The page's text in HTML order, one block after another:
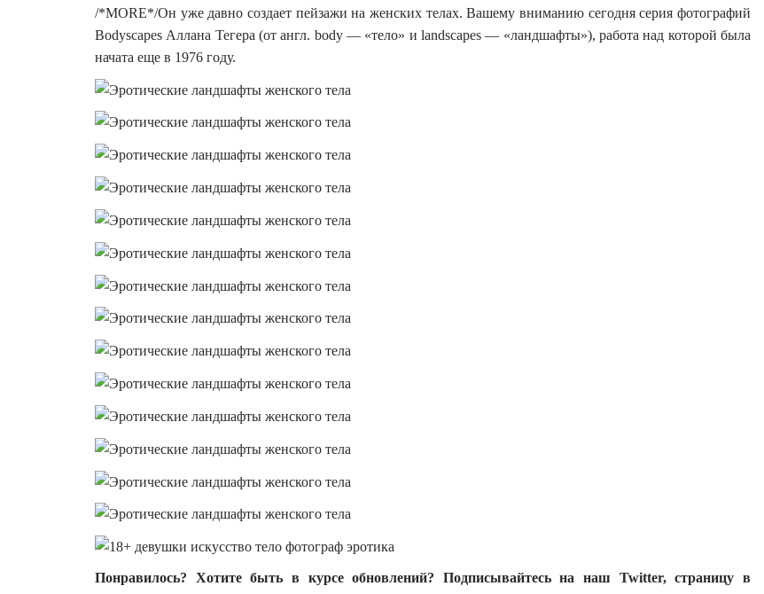
/*MORE*/Он уже давно создает пейзажи на женских телах. Вашему вниманию сегодня серия фотографий
Bodyscapes Аллана Тегера (от англ. body — «тело» и landscapes — «ландшафты»), работа над которой была
начата еще в 1976 году.
Понравилось? Хотите быть в курсе обновлений? Подписывайтесь на наш Twitter, страницу в